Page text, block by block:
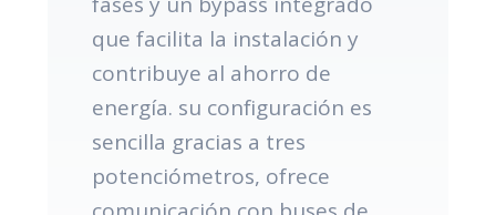
que facilita la instalación y
contribuye al ahorro de
energía. su configuración es
sencilla gracias a tres
potenciómetros, ofrece